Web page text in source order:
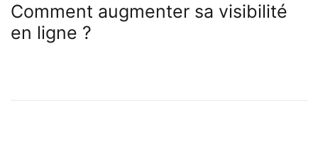
Comment augmenter sa visibilité
en ligne ?